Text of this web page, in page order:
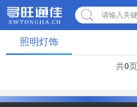
请输入关
照明灯饰
共0页